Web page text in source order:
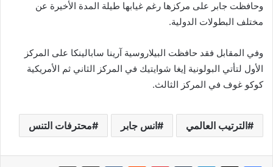
وحافظت جابر على مركزها رغم غيابها طيلة المدة الأخيرة عن
مختلف البطولات الدولية.
وفي المقابل فقد حافظت البيلاروسية آرينا سابالينكا على المركز
الأول لتأتي البولونية إيغا شوايتيك في المركز الثاني ثم الأمريكية
كوكو غوف في المركز الثالث.
الترتيب العالمي انس جابر محترفات التنس